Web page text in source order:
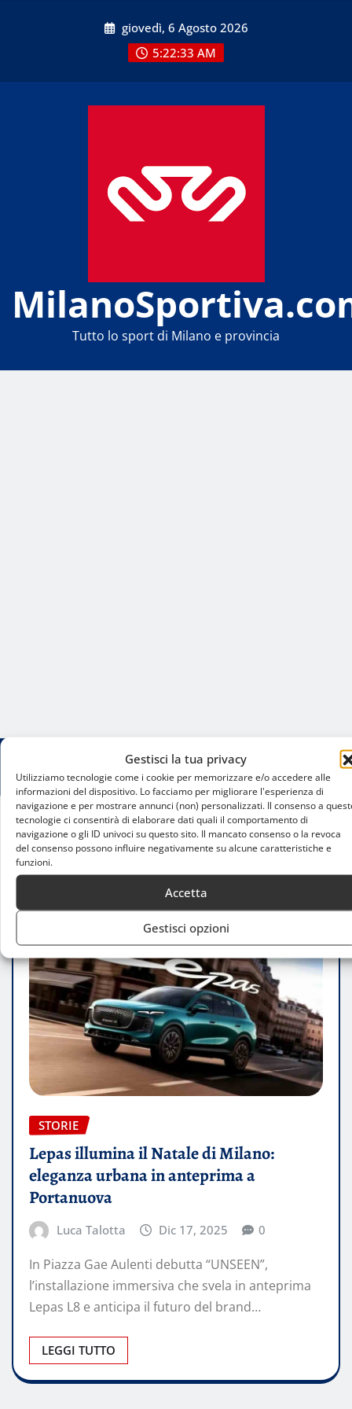
Gestisci la tua privacy
Utilizziamo tecnologie come i cookie per memorizzare e/o accedere alle
informazioni del dispositivo. Lo facciamo per migliorare l'esperienza di
navigazione e per mostrare annunci (non) personalizzati. Il consenso a
tecnologie ci consentirà di elaborare dati quali il comportamento di
navigazione o gli ID univoci su questo sito. Il mancato consenso o la revoca
del consenso possono influire negativamente su alcune caratteristiche e
funzioni.
Accetta
Gestisci opzioni
giovedì, 6 Agosto 2026
5:22:33 AM
Tutto lo sport di Milano e provincia
Home
Lepas illumina il Natale di Milano: eleganza
urbana in anteprima a Portanuova
STORIE
Lepas illumina il Natale di Milano:
eleganza urbana in anteprima a
Portanuova
Luca Talotta Dic 17, 2025 0
In Piazza Gae Aulenti debutta “UNSEEN”,
l’installazione immersiva che svela in anteprima
Lepas L8 e anticipa il futuro del brand…
LEGGI TUTTO